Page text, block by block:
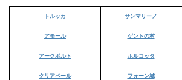
トルッカ サンマリーノ
アモール ゲントの村
アークボルト ホルコッタ
クリアベール フォーン城